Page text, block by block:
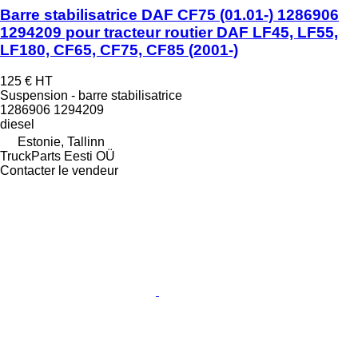
Barre stabilisatrice DAF CF75 (01.01-) 1286906
1294209 pour tracteur routier DAF LF45, LF55,
LF180, CF65, CF75, CF85 (2001-)
125 € HT
Suspension - barre stabilisatrice
1286906 1294209
diesel
Estonie, Tallinn
TruckParts Eesti OÜ
Contacter le vendeur